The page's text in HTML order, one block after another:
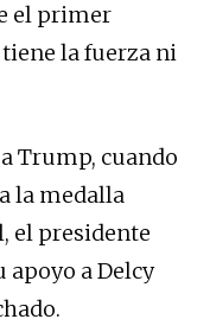
el primer
la fuerza ni
Trump, cuando
la medalla
el presidente
a Delcy